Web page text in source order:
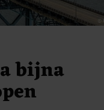
bijna